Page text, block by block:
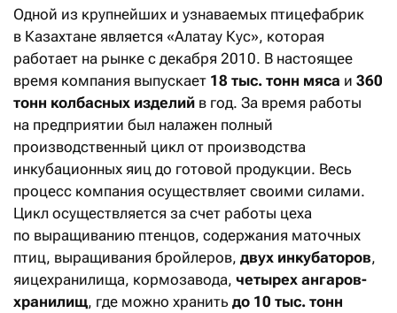
Одной из крупнейших и узнаваемых птицефабрик
в Казахтане является «Алатау Кус», которая
работает на рынке с декабря 2010. В настоящее
время компания выпускает 18 тыс. тонн мяса и 360
тонн колбасных изделий в год. За время работы
на предприятии был налажен полный
производственный цикл от производства
инкубационных яиц до готовой продукции. Весь
процесс компания осуществляет своими силами.
Цикл осуществляется за счет работы цеха
по выращиванию птенцов, содержания маточных
птиц, выращивания бройлеров, двух инкубаторов,
яицехранилища, кормозавода, четырех ангаров-
хранилищ, где можно хранить до 10 тыс. тонн